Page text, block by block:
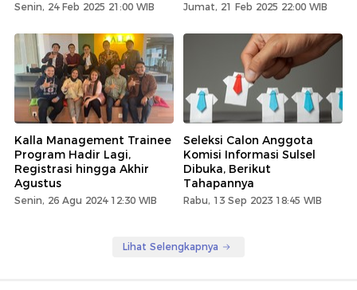
Senin, 24 Feb 2025 21:00 WIB Jumat, 21 Feb 2025 22:00 WIB
Kalla Management Trainee
Program Hadir Lagi,
Registrasi hingga Akhir
Agustus
Senin, 26 Agu 2024 12:30 WIB
Seleksi Calon Anggota
Komisi Informasi Sulsel
Dibuka, Berikut
Tahapannya
Rabu, 13 Sep 2023 18:45 WIB
Lihat Selengkapnya